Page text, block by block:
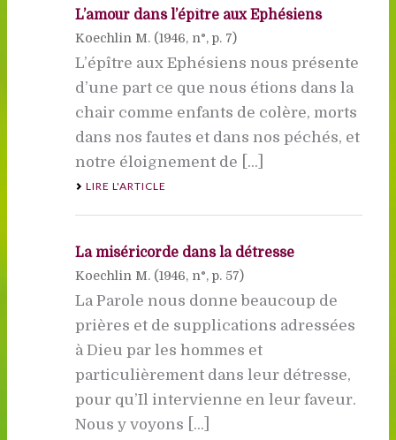
L’amour dans l’épître aux Ephésiens
Koechlin M. (1946, n°, p. 7)
L’épître aux Ephésiens nous présente
d’une part ce que nous étions dans la
chair comme enfants de colère, morts
dans nos fautes et dans nos péchés, et
notre éloignement de [...]
LIRE L'ARTICLE
La miséricorde dans la détresse
Koechlin M. (1946, n°, p. 57)
La Parole nous donne beaucoup de
prières et de supplications adressées
à Dieu par les hommes et
particulièrement dans leur détresse,
pour qu’Il intervienne en leur faveur.
Nous y voyons [...]